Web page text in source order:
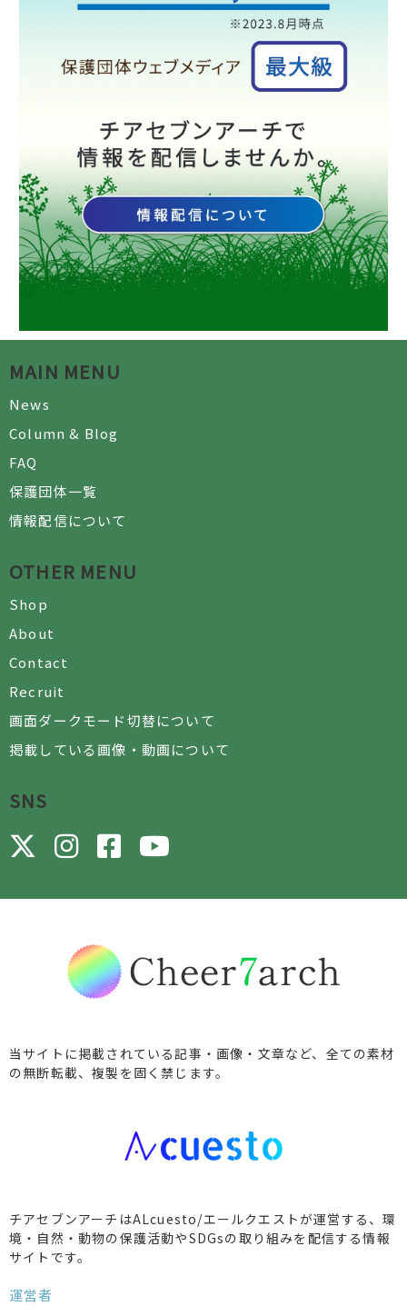
MAIN MENU
News
Column & Blog
FAQ
保護団体一覧
情報配信について
OTHER MENU
Shop
About
Contact
Recruit
画面ダークモード切替について
掲載している画像・動画について
SNS
当サイトに掲載されている記事・画像・文章など、全ての素材
の無断転載、複製を固く禁じます。
チアセブンアーチはALcuesto/エールクエストが運営する、環
境・自然・動物の保護活動やSDGsの取り組みを配信する情報
サイトです。
運営者